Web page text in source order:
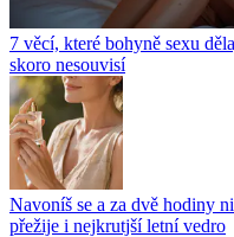
7 věcí, které bohyně sexu
skoro nesouvisí
Navoníš se a za dvě hodiny
přežije i nejkrutjší letní vedro